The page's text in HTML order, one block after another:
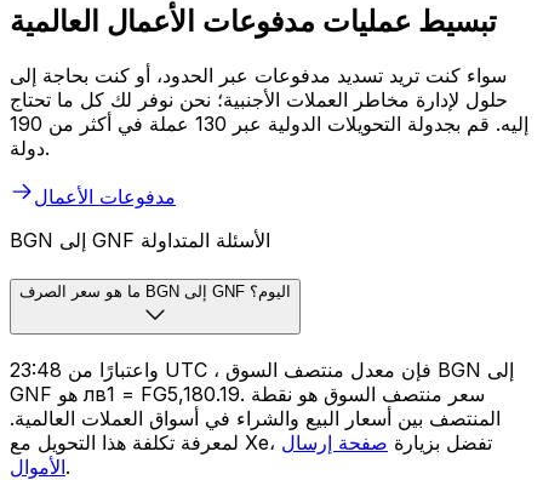
تبسيط عمليات مدفوعات الأعمال العالمية
سواء كنت تريد تسديد مدفوعات عبر الحدود، أو كنت بحاجة إلى
حلول لإدارة مخاطر العملات الأجنبية؛ نحن نوفر لك كل ما تحتاج
إليه. قم بجدولة التحويلات الدولية عبر 130 عملة في أكثر من 190
دولة.
مدفوعات الأعمال
BGN إلى GNF الأسئلة المتداولة
ما هو سعر الصرف BGN إلى GNF اليوم؟
واعتبارًا من 23:48 UTC ، فإن معدل منتصف السوق BGN إلى
GNF هو лв1 = FG5,180.19. سعر منتصف السوق هو نقطة
المنتصف بين أسعار البيع والشراء في أسواق العملات العالمية.
لمعرفة تكلفة هذا التحويل مع Xe، تفضل بزيارة صفحة إرسال
الأموال.